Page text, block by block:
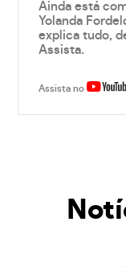
Ainda está
Yolanda
explica tudo,
Assista.
Assista no